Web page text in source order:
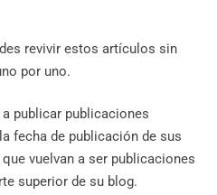
revivir estos artículos sin
por uno.
publicar publicaciones
fecha de publicación de sus
vuelvan a ser publicaciones
superior de su blog.